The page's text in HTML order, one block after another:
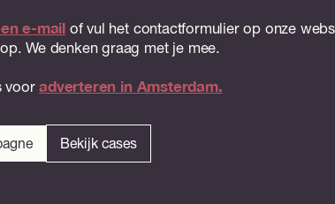
e-mail of vul het contactformulier op onze
We denken graag met je mee.
vooradverteren in Amsterdam.
Bekijk cases